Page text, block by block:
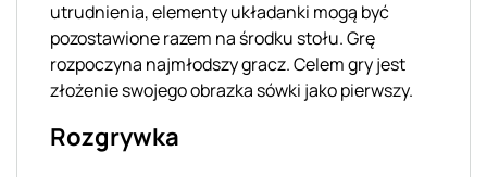
utrudnienia, elementy układanki mogą być
pozostawione razem na środku stołu. Grę
rozpoczyna najmłodszy gracz. Celem gry jest
złożenie swojego obrazka sówki jako pierwszy.
Rozgrywka